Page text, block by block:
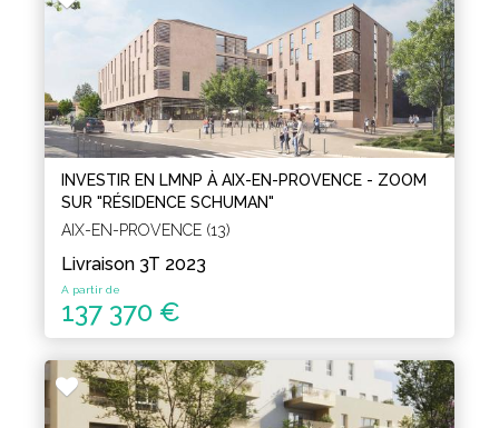
INVESTIR EN LMNP À AIX-EN-PROVENCE - ZOOM
SUR "RÉSIDENCE SCHUMAN"
AIX-EN-PROVENCE (13)
Livraison 3T 2023
A partir de
137 370 €